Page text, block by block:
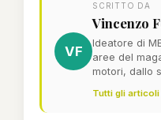
VF
SCRITTO DA
Vincenzo
Ideatore di
aree del
motori, dallo
Tutti gli